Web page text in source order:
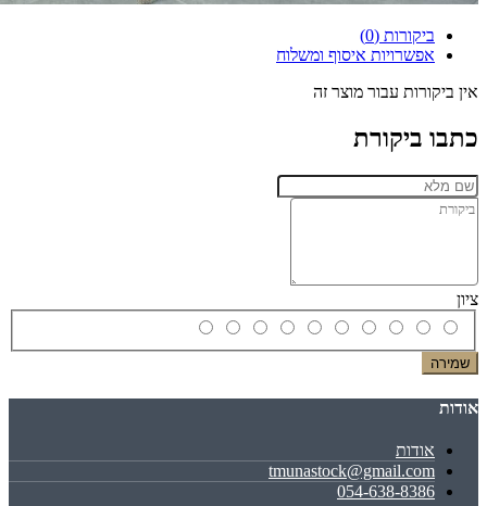
ביקורות (0)
אפשרויות איסוף ומשלוח
אין ביקורות עבור מוצר זה
כתבו ביקורת
ציון
שמירה
אודות
אודות
tmunastock@gmail.com
054-638-8386